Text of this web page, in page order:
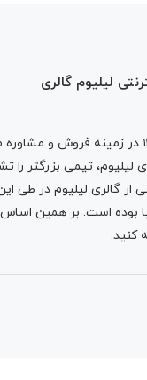
لیلیوم گالری
در زمینه فروش و
تیمی بزرگتر را
از گالری لیلیوم در طی
بوده است. بر همین
کنید.